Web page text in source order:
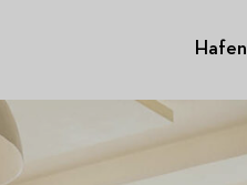
Hafen